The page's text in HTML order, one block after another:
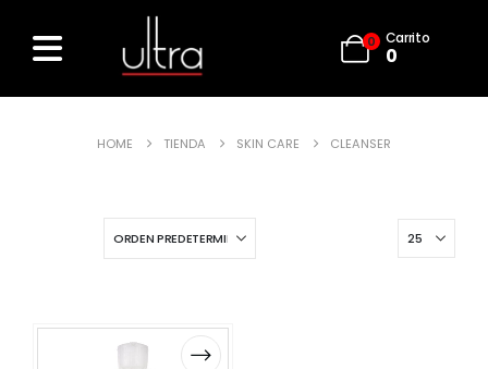
0 Carrito
0
HOME TIENDA SKIN CARE CLEANSER